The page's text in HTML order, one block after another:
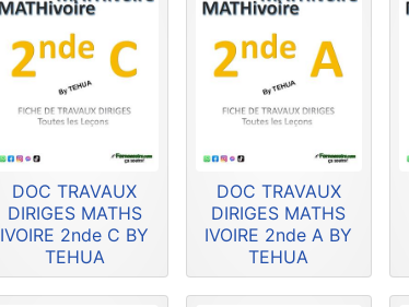
DOC TRAVAUX
DIRIGES MATHS
IVOIRE 2nde C BY
TEHUA
DOC TRAVAUX
DIRIGES MATHS
IVOIRE 2nde A BY
TEHUA